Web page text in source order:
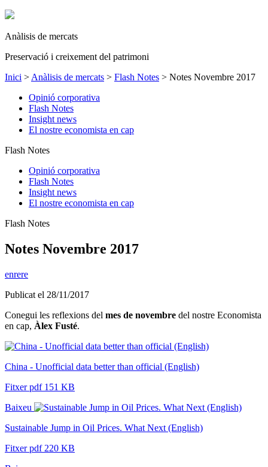
Anàlisis de mercats
Preservació i creixement del patrimoni
Inici > Anàlisis de mercats > Flash Notes > Notes Novembre 2017
Opinió corporativa
Flash Notes
Insight news
El nostre economista en cap
Flash Notes
Opinió corporativa
Flash Notes
Insight news
El nostre economista en cap
Flash Notes
Notes Novembre 2017
enrere
Publicat el 28/11/2017
Conegui les reflexions del mes de novembre del nostre Economista
en cap, Àlex Fusté.
China - Unofficial data better than official (English)
Fitxer pdf 151 KB
Baixeu
Sustainable Jump in Oil Prices. What Next (English)
Fitxer pdf 220 KB